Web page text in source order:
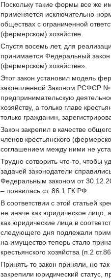
Поскольку такие формы все же
применяется исключительно
обществах с ограниченной
(фермерском) хозяйстве.
Спустя восемь лет, для
принимается Федеральный
(фермерском) хозяйстве».
Этот закон установил модель
закрепленной Законом РСФСР №
предпринимательскую
хозяйству, а только главе
только гражданин,
Закон закрепил в качестве
членов крестьянского
соглашением между ними не
Трудно сотворить что-то, чтобы
задачей законодатели
Федеральным законом от
– появилась ст. 86.1 ГК РФ.
В соответствии с этой статьей
не иначе как юридическое лицо,
как юридические лица в
следующего дня подлежали
на имущество теперь стало
крестьянского хозяйства (п.2
Принять-то закон приняли, но
закрепили юридический статус,